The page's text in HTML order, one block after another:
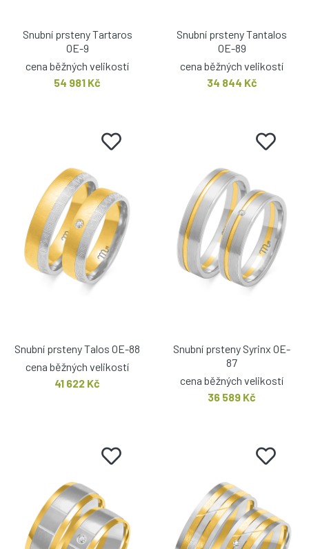
Snubní prsteny Tartaros
OE-9
cena běžných velikostí
54 981 Kč
Snubní prsteny Tantalos
OE-89
cena běžných velikostí
34 844 Kč
Snubní prsteny Talos OE-88
cena běžných velikostí
41 622 Kč
Snubní prsteny Syrinx OE-
87
cena běžných velikostí
36 589 Kč